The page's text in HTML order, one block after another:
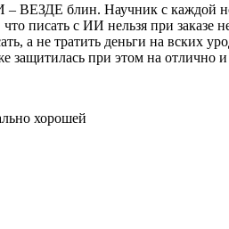
ВЕЗДЕ блин. Научник с каждой
писать с ИИ нельзя при
тратить деньги на вских
защитилась при этом на отлично
хорошей